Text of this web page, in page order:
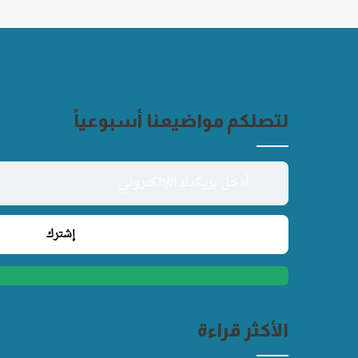
لتصلكم مواضيعنا أسبوعياً
الأكثر قراءة